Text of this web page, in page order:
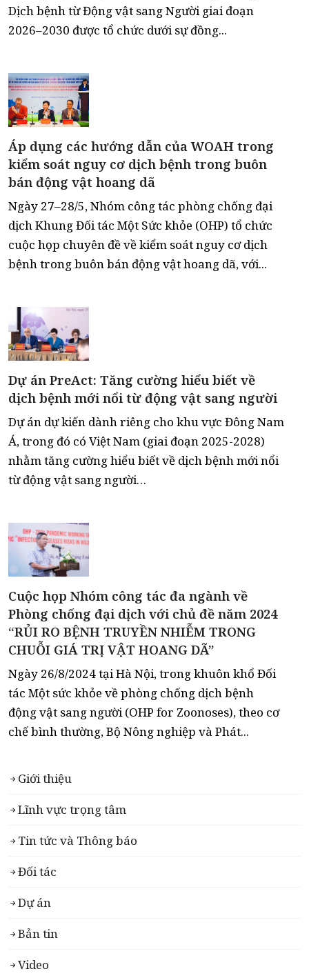
Dịch bệnh từ Động vật sang Người giai đoạn
2026–2030 được tổ chức dưới sự đồng...
Áp dụng các hướng dẫn của WOAH trong
kiểm soát nguy cơ dịch bệnh trong buôn
bán động vật hoang dã
Ngày 27–28/5, Nhóm công tác phòng chống đại
dịch Khung Đối tác Một Sức khỏe (OHP) tổ chức
cuộc họp chuyên đề về kiểm soát nguy cơ dịch
bệnh trong buôn bán động vật hoang dã, với...
Dự án PreAct: Tăng cường hiểu biết về
dịch bệnh mới nổi từ động vật sang người
Dự án dự kiến dành riêng cho khu vực Đông Nam
Á, trong đó có Việt Nam (giai đoạn 2025-2028)
nhằm tăng cường hiểu biết về dịch bệnh mới nổi
từ động vật sang người…
Cuộc họp Nhóm công tác đa ngành về
Phòng chống đại dịch với chủ đề năm 2024
“RỦI RO BỆNH TRUYỀN NHIỄM TRONG
CHUỖI GIÁ TRỊ VẬT HOANG DÃ”
Ngày 26/8/2024 tại Hà Nội, trong khuôn khổ Đối
tác Một sức khỏe về phòng chống dịch bệnh
động vật sang người (OHP for Zoonoses), theo cơ
chế bình thường, Bộ Nông nghiệp và Phát...
Giới thiệu
Lĩnh vực trọng tâm
Tin tức và Thông báo
Đối tác
Dự án
Bản tin
Video